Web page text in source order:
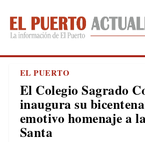
EL PUERTO
El Colegio Sagrado
inaugura su
emotivo homenaje a
Santa